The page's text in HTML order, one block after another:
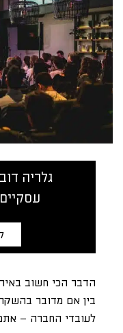
גלריה
הדבר הכי חשוב
בין אם מדובר
לעובדי החברה –